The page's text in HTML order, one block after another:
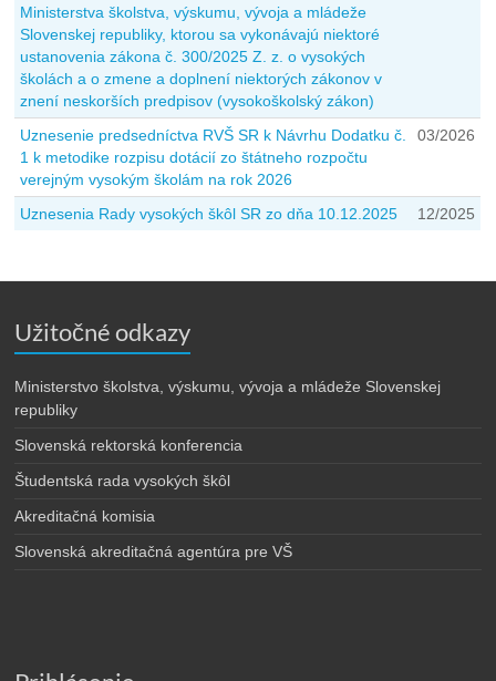
Ministerstva školstva, výskumu, vývoja a mládeže
Slovenskej republiky, ktorou sa vykonávajú niektoré
ustanovenia zákona č. 300/2025 Z. z. o vysokých
školách a o zmene a doplnení niektorých zákonov v
znení neskorších predpisov (vysokoškolský zákon)
Uznesenie predsedníctva RVŠ SR k Návrhu Dodatku č.
1 k metodike rozpisu dotácií zo štátneho rozpočtu
verejným vysokým školám na rok 2026
03/2026
Uznesenia Rady vysokých škôl SR zo dňa 10.12.2025 12/2025
Užitočné odkazy
Ministerstvo školstva, výskumu, vývoja a mládeže Slovenskej
republiky
Slovenská rektorská konferencia
Študentská rada vysokých škôl
Akreditačná komisia
Slovenská akreditačná agentúra pre VŠ